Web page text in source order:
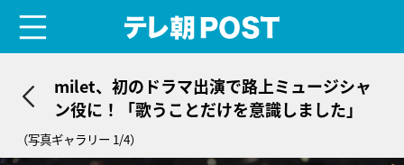
milet、初のドラマ出演で路上ミュージシャ
ン役に！「歌うことだけを意識しました」
（写真ギャラリー 1/4）